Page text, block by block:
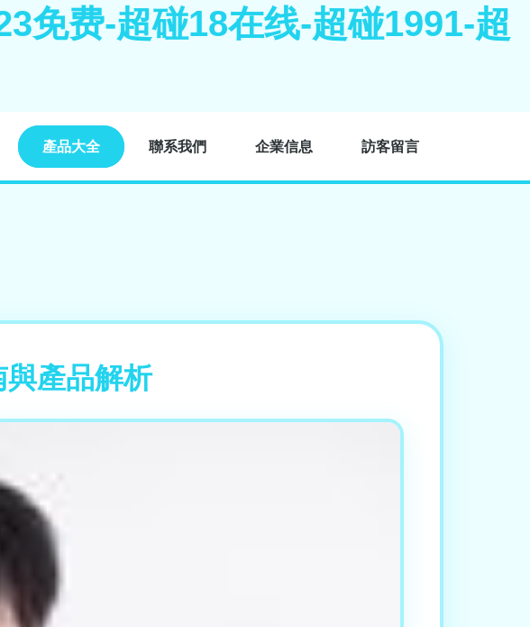
免费-超碰18在线-超碰1991-超
產品大全 聯系我們 企業信息 訪客留言
產品解析